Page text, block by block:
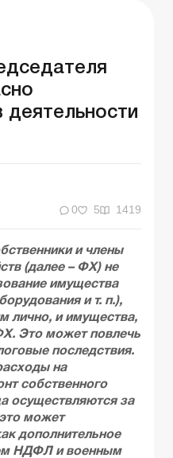
деятельности
0 5 1419
и члены
(далее – ФХ) не
имущества
и т. п.),
лично, и имущества,
Это может повлечь
последствия.
на
собственного
осуществляются за
может
дополнительное
НДФЛ и военным